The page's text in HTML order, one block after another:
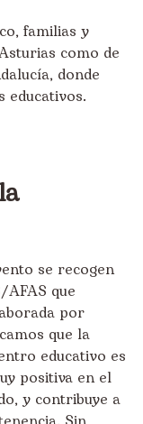
familias y
como de
donde
educativos.
se recogen
que
por
que la
educativo es
positiva en el
y contribuye a